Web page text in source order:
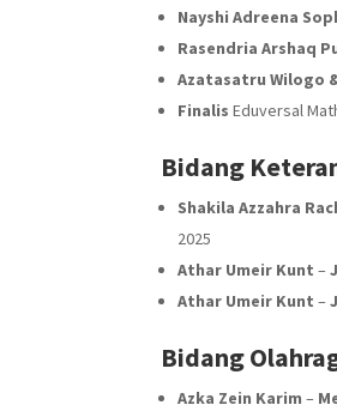
Nayshi Adreena
Rasendria Arshaq
Azatasatru Wilogo
Finalis Eduversal
Bidang
Shakila Azzahra
2025
Athar Umeir Kunt –
Athar Umeir Kunt –
Bidang
Azka Zein Karim –